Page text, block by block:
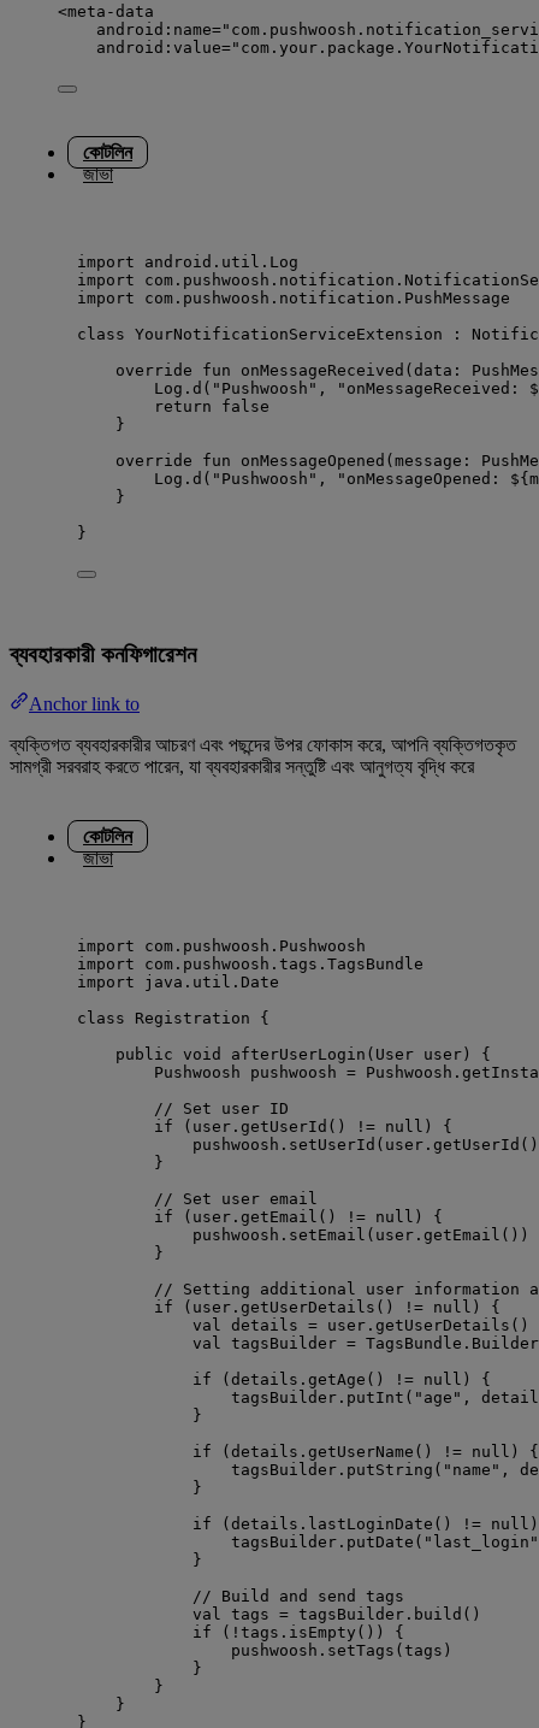
<meta-data
android:name="
android:value="
কোটলিন
জাভা
import android.util.Log
import
import com.pushwoosh.notification.PushMessage
class YourNotificationServiceExtension :
override
fun onMessageReceived ( data :
Log. d ( "Pushwoosh" ,
"onMessageReceived:
return
false
}
override
fun onMessageOpened (message:
Log. d ( "Pushwoosh" ,
"onMessageOpened:
}
}
ব্যবহারকারী কনফিগারেশন
Anchor link to
ব্যক্তিগত ব্যবহারকারীর আচরণ এবং পছন্দের উপর ফোকাস করে, আপনি ব্যক্তিগতকৃত
সামগ্রী সরবরাহ করতে পারেন, যা ব্যবহারকারীর সন্তুষ্টি এবং আনুগত্য বৃদ্ধি করে
কোটলিন
জাভা
import com.pushwoosh.Pushwoosh
import com.pushwoosh.tags.TagsBundle
import java.util.Date
class Registration {
public void afterUserLogin (User user) {
Pushwoosh pushwoosh = Pushwoosh.
// Set user ID
if (user. getUserId () != null ) {
pushwoosh. setUserId (user. getUserId
}
// Set user email
if (user. getEmail () != null ) {
pushwoosh. setEmail (user. getEmail ())
}
// Setting additional user information
if (user. getUserDetails () != null ) {
val details = user. getUserDetails ()
val tagsBuilder = TagsBundle. Builder
if (details. getAge () != null ) {
tagsBuilder. putInt ( "age" ,
}
if (details. getUserName () != null ) {
tagsBuilder. putString ( "name" ,
}
if (details. lastLoginDate () != null
tagsBuilder. putDate ( "last_login"
}
// Build and send tags
val tags = tagsBuilder. build ()
if ( ! tags. isEmpty ()) {
pushwoosh. setTags (tags)
}
}
}
}